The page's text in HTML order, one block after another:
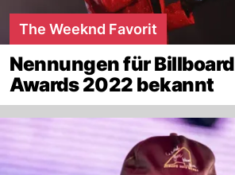
The Weeknd Favorit
Nennungen für
Awards 2022 bekannt